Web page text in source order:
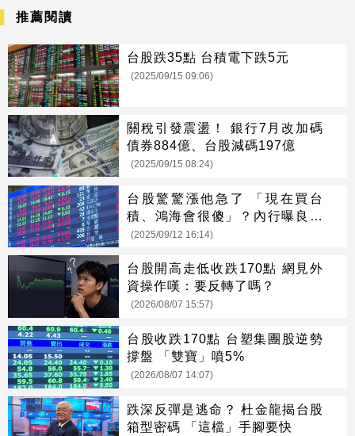
推薦閱讀
台股跌35點 台積電下跌5元
(2025/09/15 09:06)
關稅引發震盪！ 銀行7月改加碼
債券884億、台股減碼197億
(2025/09/15 08:24)
台股驚驚漲他急了 「現在買台
積、鴻海會很傻」？內行曝良心
建議
(2025/09/12 16:14)
台股開高走低收跌170點 網見外
資操作嘆：要反轉了嗎？
(2026/08/07 15:57)
台股收跌170點 台塑集團股逆勢
撐盤 「雙寶」噴5%
(2026/08/07 14:07)
跌深反彈是逃命？ 杜金龍揭台股
箱型密碼 「這檔」手腳要快